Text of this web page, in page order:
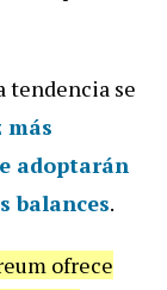
tendencia se
más
adoptarán
balances.
ofrece